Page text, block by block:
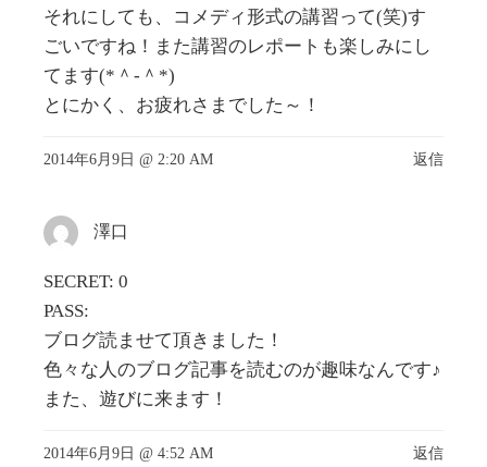
それにしても、コメディ形式の講習って(笑)す
ごいですね！また講習のレポートも楽しみにし
てます(*＾-＾*)
とにかく、お疲れさまでした～！
2014年6月9日 @ 2:20 AM 返信
澤口
SECRET: 0
PASS:
ブログ読ませて頂きました！
色々な人のブログ記事を読むのが趣味なんです♪
また、遊びに来ます！
2014年6月9日 @ 4:52 AM 返信